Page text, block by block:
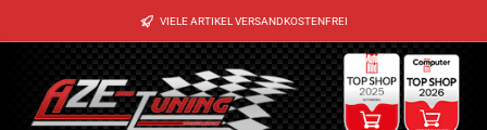
Zum Hauptinhalt springen VIELE ARTIKEL VERSANDKOSTENFREI